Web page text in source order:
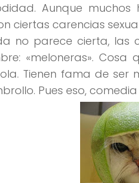
Aunque
ciertas carencias
no parece cierta,
«meloneras». Cosa
Tienen fama de ser
Pues eso,